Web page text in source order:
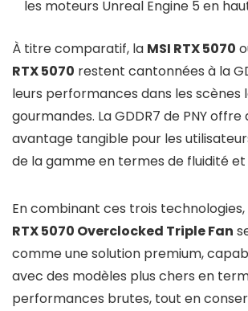
les moteurs Unreal Engine 5 en
À titre comparatif, la MSI RTX 5070
RTX 5070 restent cantonnées à la
leurs performances dans les scènes
gourmandes. La GDDR7 de PNY offre
avantage tangible pour les
de la gamme en termes de fluidité et
En combinant ces trois technologies,
RTX 5070 Overclocked Triple Fan
comme une solution premium,
avec des modèles plus chers en
performances brutes, tout en